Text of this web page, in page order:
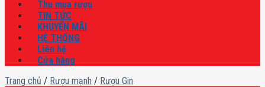
Thu mua rượu
TIN TỨC
KHUYẾN MÃI
HỆ THỐNG
Liên hệ
Cửa hàng
Trang chủ / Rượu mạnh / Rượu Gin